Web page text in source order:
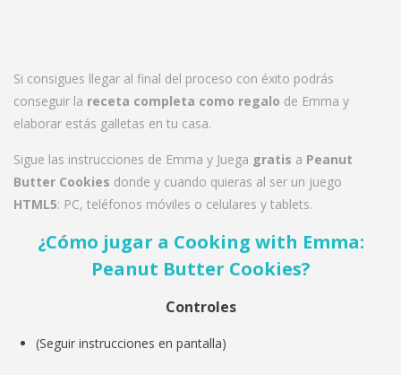
Si consigues llegar al final del proceso con éxito podrás
conseguir la receta completa como regalo de Emma y
elaborar estás galletas en tu casa.
Sigue las instrucciones de Emma y Juega gratis a Peanut
Butter Cookies donde y cuando quieras al ser un juego
HTML5: PC, teléfonos móviles o celulares y tablets.
¿Cómo jugar a Cooking with Emma:
Peanut Butter Cookies?
Controles
(Seguir instrucciones en pantalla)